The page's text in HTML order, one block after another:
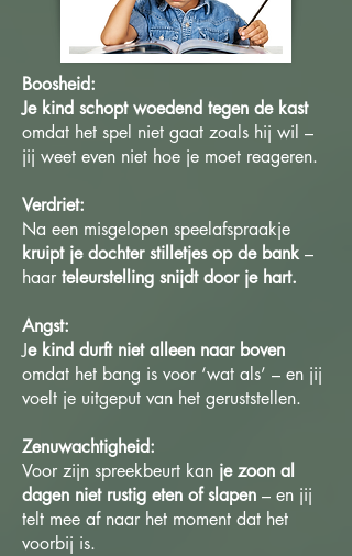
Boosheid:
Je kind schopt woedend tegen de kast
omdat het spel niet gaat zoals hij wil –
jij weet even niet hoe je moet reageren.
Verdriet:
Na een misgelopen speelafspraakje
kruipt je dochter stilletjes op de bank–
haar teleurstelling snijdt door je hart.
Angst:
Je kind durft niet alleen naar boven
omdat het bang is voor ‘wat als’ – en jij
voelt je uitgeput van het geruststellen.
Zenuwachtigheid:
Voor zijn spreekbeurt kan je zoon al
dagen niet rustig eten of slapen – en jij
telt mee af naar het moment dat het
voorbij is.